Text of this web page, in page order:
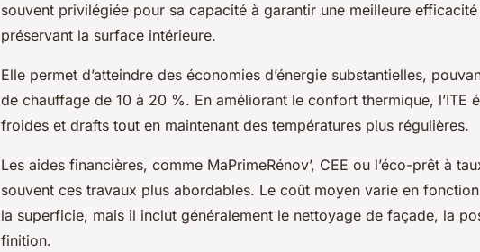
souvent privilégiée pour sa capacité à garantir une meilleure
préservant la surface intérieure.
Elle permet d’atteindre des économies d’énergie substantielles,
de chauffage de 10 à 20 %. En améliorant le confort thermique, l’ITE
froides et drafts tout en maintenant des températures plus régulières.
Les aides financières, comme MaPrimeRénov’, CEE ou l’éco-prêt à
souvent ces travaux plus abordables. Le coût moyen varie en
la superficie, mais il inclut généralement le nettoyage de façade, la
finition.